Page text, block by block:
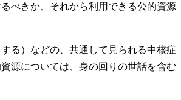
べきか、それから利用できる公的資源
る）などの、共通して見られる中核症
源については、身の回りの世話を含む